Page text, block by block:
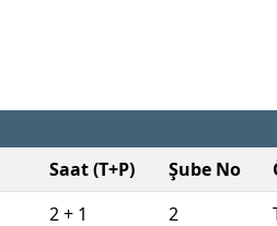
Saat (T+P) Şube No
2 + 1 2